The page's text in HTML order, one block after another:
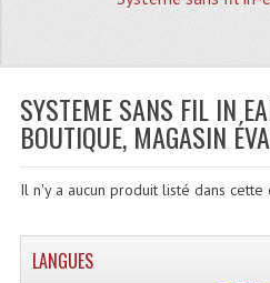
Quoi De
Plan Acces,
Location De
Le Matériel
Recherche
SYSTEME SANS FIL IN
BOUTIQUE, MAGASIN
Il n'y a aucun produit listé dans cette
LANGUES